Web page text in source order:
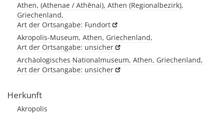
Athen, (Athenae / Athēnai), Athen (Regionalbezirk),
Griechenland,
Art der Ortsangabe: Fundort
Akropolis-Museum, Athen, Griechenland,
Art der Ortsangabe: unsicher
Archäologisches Nationalmuseum, Athen, Griechenland,
Art der Ortsangabe: unsicher
Herkunft
Akropolis